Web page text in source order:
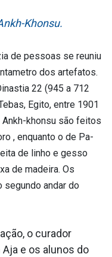
Khonsu.
de pessoas se reuniu
dos artefatos.
22 (945 a 712
Egito, entre 1901
khonsu são feitos
, enquanto o de Pa-
de linho e gesso
de madeira. Os
andar do
o curador
e os alunos do